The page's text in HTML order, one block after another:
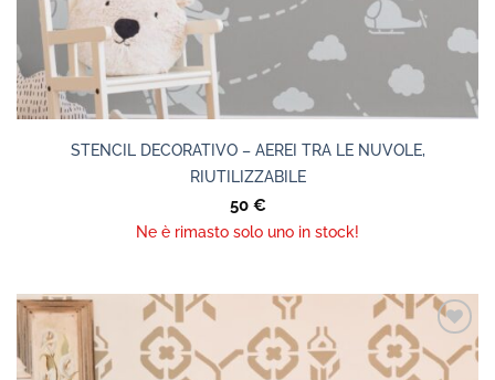
STENCIL DECORATIVO – AEREI TRA LE NUVOLE,
RIUTILIZZABILE
50 €
Ne è rimasto solo uno in stock!